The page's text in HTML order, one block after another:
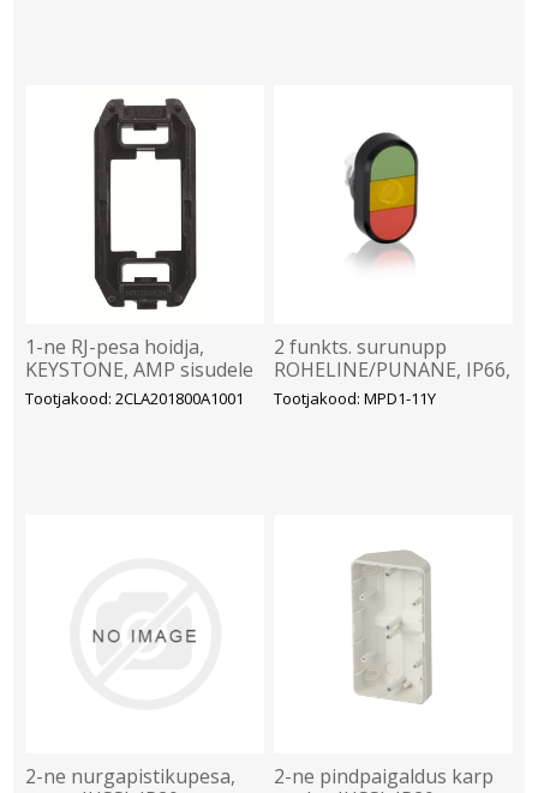
1-ne RJ-pesa hoidja,
KEYSTONE, AMP sisudele
(kattele N2118.1 ) Zenit
Tootjakood: 2CLA201800A1001
2 funkts. surunupp
ROHELINE/PUNANE, IP66,
ABB
Tootjakood: MPD1-11Y
2-ne nurgapistikupesa,
2-ne pindpaigaldus karp